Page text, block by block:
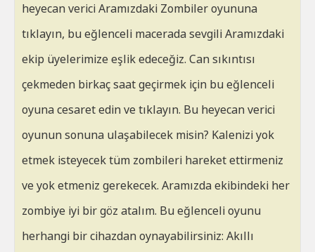
heyecan verici Aramızdaki Zombiler oyununa
tıklayın, bu eğlenceli macerada sevgili Aramızdaki
ekip üyelerimize eşlik edeceğiz. Can sıkıntısı
çekmeden birkaç saat geçirmek için bu eğlenceli
oyuna cesaret edin ve tıklayın. Bu heyecan verici
oyunun sonuna ulaşabilecek misin? Kalenizi yok
etmek isteyecek tüm zombileri hareket ettirmeniz
ve yok etmeniz gerekecek. Aramızda ekibindeki her
zombiye iyi bir göz atalım. Bu eğlenceli oyunu
herhangi bir cihazdan oynayabilirsiniz: Akıllı